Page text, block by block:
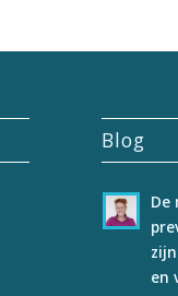
Blog
De
en